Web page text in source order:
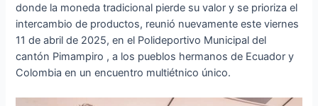
donde la moneda tradicional pierde su valor y se prioriza el
intercambio de productos, reunió nuevamente este viernes
11 de abril de 2025, en el Polideportivo Municipal del
cantón Pimampiro , a los pueblos hermanos de Ecuador y
Colombia en un encuentro multiétnico único.